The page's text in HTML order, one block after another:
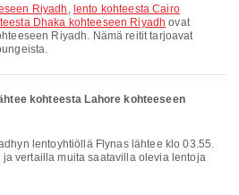
Riyadh , lento kohteesta Cairo
Dhaka kohteeseen Riyadh ovat
Riyadh. Nämä reitit tarjoavat
kohteesta Lahore kohteeseen
vertailla muita saatavilla olevia lentoja